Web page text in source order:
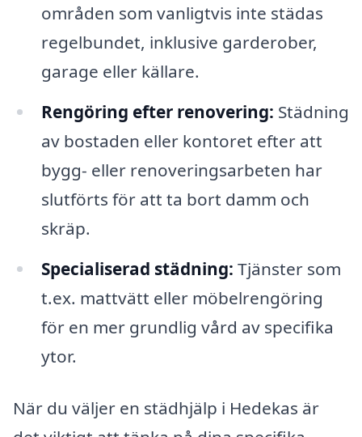
områden som vanligtvis inte städas
regelbundet, inklusive garderober,
garage eller källare.
Rengöring efter renovering: Städning
av bostaden eller kontoret efter att
bygg- eller renoveringsarbeten har
slutförts för att ta bort damm och
skräp.
Specialiserad städning: Tjänster som
t.ex. mattvätt eller möbelrengöring
för en mer grundlig vård av specifika
ytor.
När du väljer en städhjälp i Hedekas är